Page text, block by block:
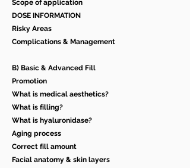
Scope of application
DOSE INFORMATION
Risky Areas
Complications & Management
B) Basic & Advanced Fill
Promotion
What is medical aesthetics?
What is filling?
What is hyaluronidase?
Aging process
Correct fill amount
Facial anatomy & skin layers